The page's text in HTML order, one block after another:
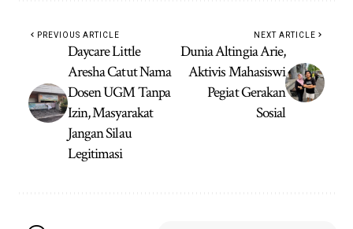
PREVIOUS ARTICLE
Daycare Little
Aresha Catut Nama
Dosen UGM Tanpa
Izin, Masyarakat
Jangan Silau
Legitimasi
NEXT ARTICLE
Dunia Altingia Arie,
Aktivis Mahasiswi
Pegiat Gerakan
Sosial